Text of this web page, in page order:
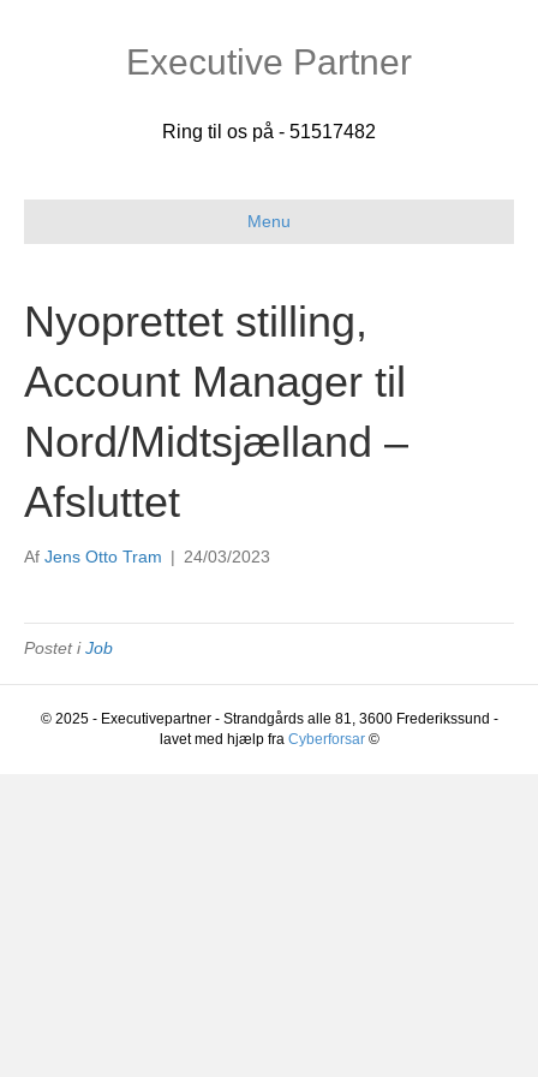
Executive Partner
Ring til os på - 51517482
Menu
Nyoprettet stilling,
Account Manager til
Nord/Midtsjælland –
Afsluttet
Af Jens Otto Tram | 24/03/2023
Postet iJob
© 2025 - Executivepartner - Strandgårds alle 81, 3600 Frederikssund -
lavet med hjælp fra Cyberforsar©